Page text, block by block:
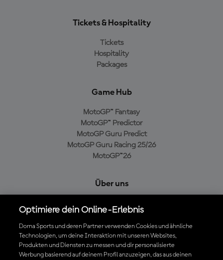
Tickets & Hospitality
Tickets
Hospitality
Packages
Game Hub
MotoGP™ Fantasy
MotoGP™ Predictor
MotoGP Guru Predict
MotoGP Guru Racing 25/26
MotoGP™26
Über uns
Cookie-Richtlinien
Geschäftsbedingungen
Datenschutzrichtlinien
Kaufrichtlinie
Optimiere dein Online-Erlebnis
Dorna Sports und deren Partner verwenden Cookies und ähnliche
Technologien, um deine Interaktion mit unseren Websites,
Produkten und Diensten zu messen und dir personalisierte
Werbung basierend auf deinem Profil anzuzeigen, das aus deinen